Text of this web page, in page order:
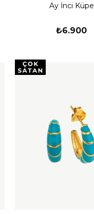
Ay İnci Küpe
₺6.900